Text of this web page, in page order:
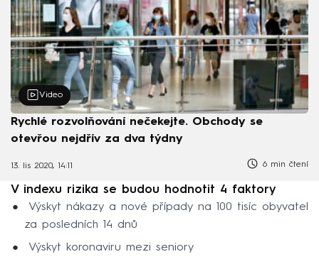
Video
Rychlé rozvolňování nečekejte. Obchody se
otevřou nejdřív za dva týdny
13. lis 2020, 14:11 6 min čtení
V indexu rizika se budou hodnotit 4 faktory
Výskyt nákazy a nové případy na 100 tisíc obyvatel
za posledních 14 dnů
Výskyt koronaviru mezi seniory